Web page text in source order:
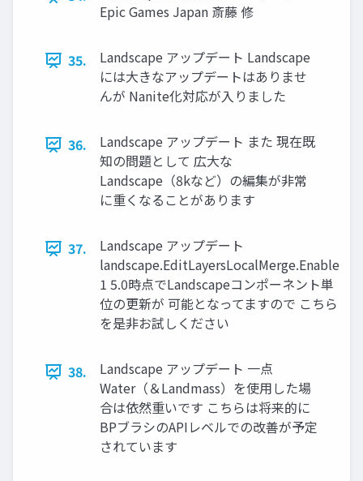
Epic Games Japan 斎藤 修
35.
Landscape アップデート Landscape
には大きなアップデートはありませ
んが Nanite化対応が入りました
36.
Landscape アップデート また 現在既
知の問題として 広大な
Landscape（8kなど）の編集が非常
に重くなることがあります
37.
Landscape アップデート
landscape.EditLayersLocalMerge.Enable
1 5.0時点でLandscapeコンポーネント単
位の更新が 可能となってますので こちら
を是非お試しください
38.
Landscape アップデート 一点
Water（＆Landmass）を使用した場
合は依然重いです こちらは将来的に
BPブラシのAPIレベルでの改善が予定
されています